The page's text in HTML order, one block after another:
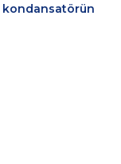
kondansatörün